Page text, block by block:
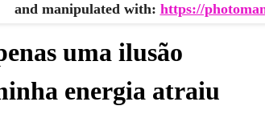
and manipulated with: https://
uma ilusão
energia atraiu